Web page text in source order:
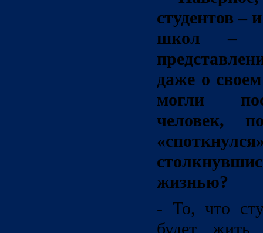
студентов –
школ –
даже о
могли
человек,
жизнью?
- То, что
будет жить